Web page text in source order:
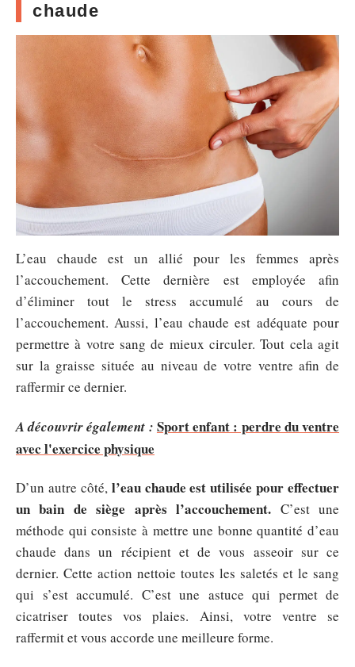
chaude
L’eau chaude est un allié pour les femmes après
l’accouchement. Cette dernière est employée afin
d’éliminer tout le stress accumulé au cours de
l’accouchement. Aussi, l’eau chaude est adéquate pour
permettre à votre sang de mieux circuler. Tout cela agit
sur la graisse située au niveau de votre ventre afin de
raffermir ce dernier.
A découvrir également : Sport enfant : perdre du ventre
avec l'exercice physique
D’un autre côté, l’eau chaude est utilisée pour effectuer
un bain de siège après l’accouchement. C’est une
méthode qui consiste à mettre une bonne quantité d’eau
chaude dans un récipient et de vous asseoir sur ce
dernier. Cette action nettoie toutes les saletés et le sang
qui s’est accumulé. C’est une astuce qui permet de
cicatriser toutes vos plaies. Ainsi, votre ventre se
raffermit et vous accorde une meilleure forme.